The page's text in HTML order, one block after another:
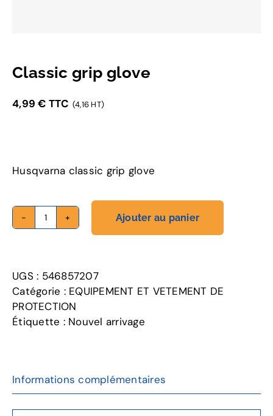
Classic grip glove
4,99€ TTC (4,16 HT)
Husqvarna classic grip glove
quantité
grip
glove
Ajouter au panier
UGS : 546857207
Catégorie : EQUIPEMENT ET VETEMENT DE
PROTECTION
Étiquette : Nouvel arrivage
Informations complémentaires